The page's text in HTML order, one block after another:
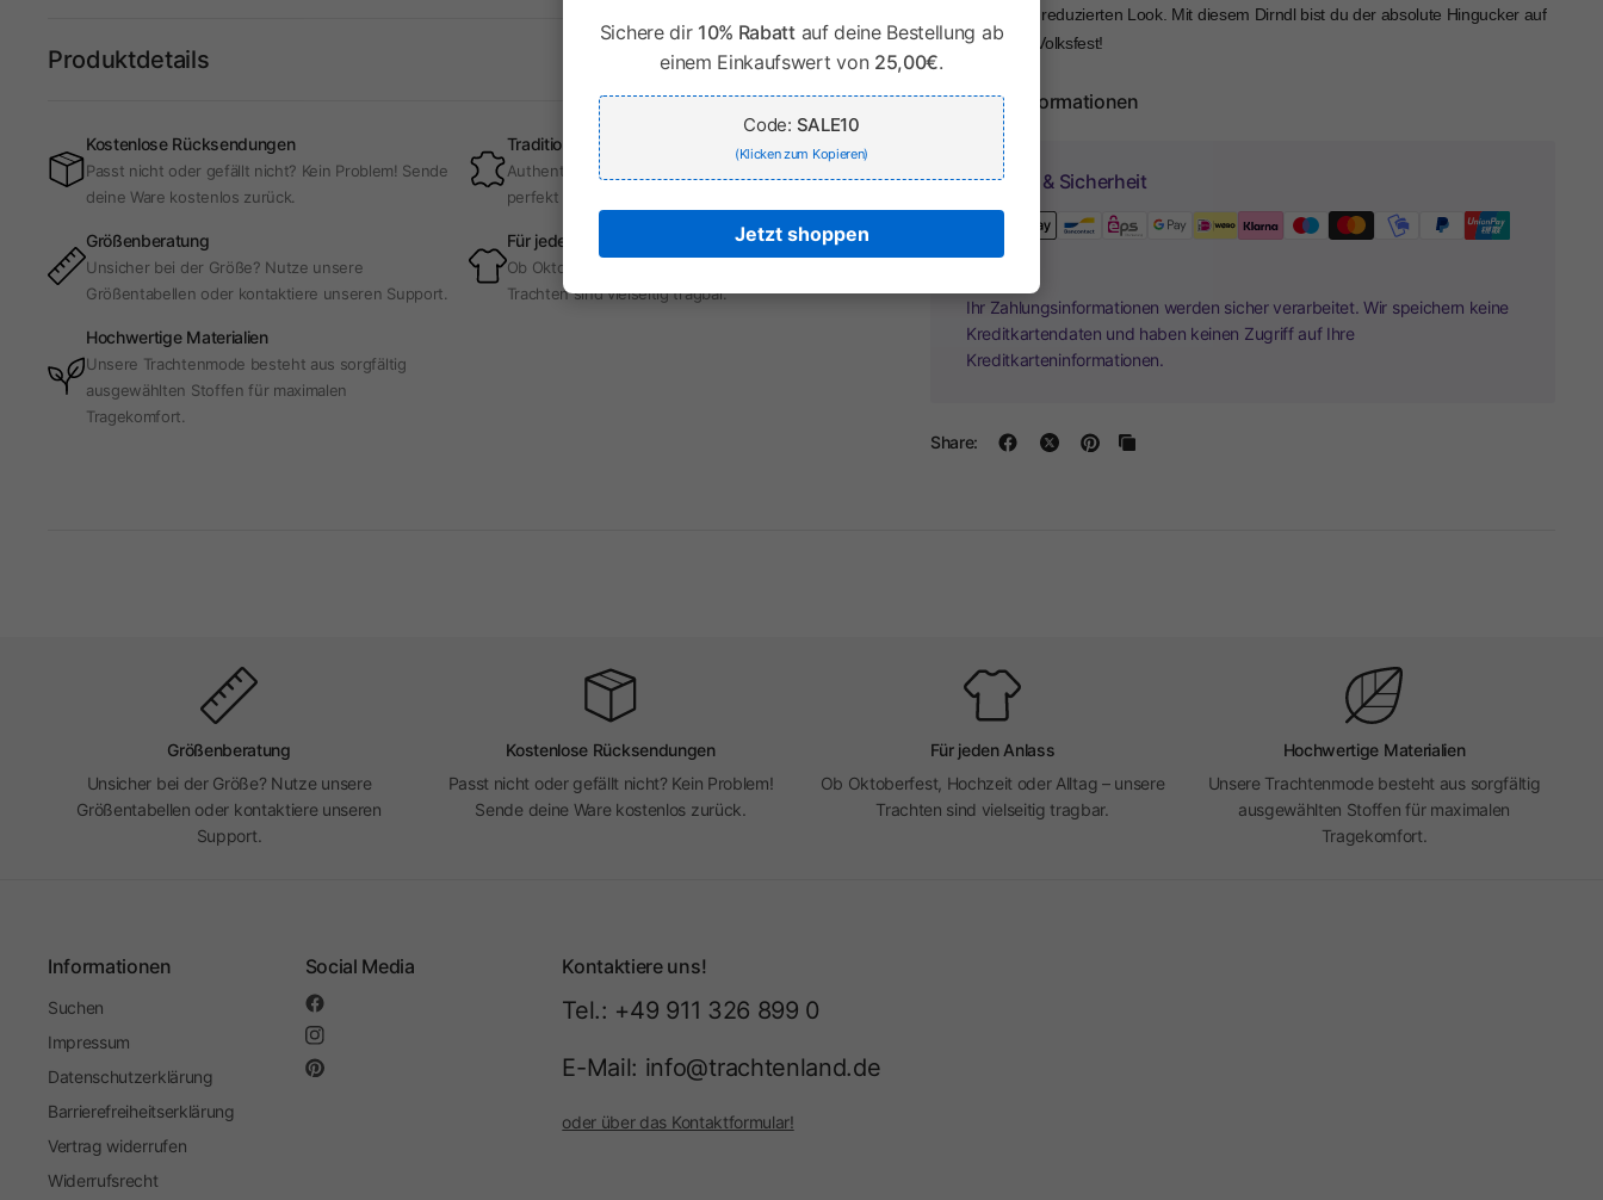
modernen und reduzierten Look. Mit diesem Dirndl bist du der absolute Hingucker auf
wirklich jedem Volksfest!
Herstellerinformationen
Zahlung & Sicherheit
Ihr Zahlungsinformationen werden sicher verarbeitet. Wir speichern keine
Kreditkartendaten und haben keinen Zugriff auf Ihre
Kreditkarteninformationen.
Share:
Produktdetails
Kostenlose Rücksendungen
Passt nicht oder gefällt nicht? Kein Problem! Sende
deine Ware kostenlos zurück.
Tradition & Moderne
Authentische Trachten mit modernem Touch –
perfekt für jeden Anlass.
Größenberatung
Unsicher bei der Größe? Nutze unsere
Größentabellen oder kontaktiere unseren Support.
Für jeden Anlass
Ob Oktoberfest, Hochzeit oder Alltag – unsere
Trachten sind vielseitig tragbar.
Hochwertige Materialien
Unsere Trachtenmode besteht aus sorgfältig
ausgewählten Stoffen für maximalen
Tragekomfort.
Größenberatung
Unsicher bei der Größe? Nutze unsere
Größentabellen oder kontaktiere unseren
Support.
Kostenlose Rücksendungen
Passt nicht oder gefällt nicht? Kein Problem!
Sende deine Ware kostenlos zurück.
Für jeden Anlass
Ob Oktoberfest, Hochzeit oder Alltag – unsere
Trachten sind vielseitig tragbar.
Hochwertige Materialien
Unsere Trachtenmode besteht aus sorgfältig
ausgewählten Stoffen für maximalen
Tragekomfort.
Informationen
Suchen
Impressum
Datenschutzerklärung
Barrierefreiheitserklärung
Vertrag widerrufen
Widerrufsrecht
Social Media Kontaktiere uns!
Tel.: +49 911 326 899 0
E-Mail: info@trachtenland.de
oder über das Kontaktformular!
Sichere dir 10% Rabattauf deine Bestellung ab
einem Einkaufswert von 25,00€.
Code: SALE10
(Klicken zum Kopieren)
Jetzt shoppen